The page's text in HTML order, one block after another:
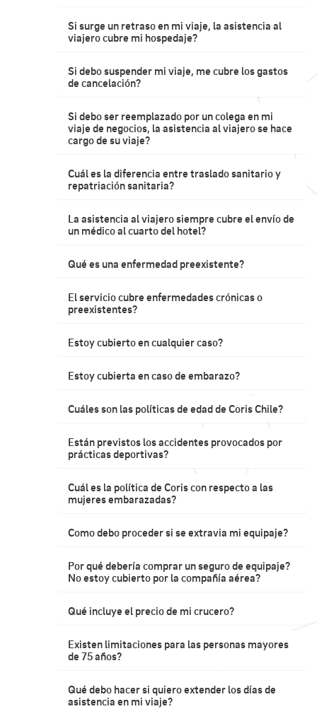
Si surge un retraso en mi viaje, la asistencia al
viajero cubre mi hospedaje?
Si debo suspender mi viaje, me cubre los gastos
de cancelación?
Si debo ser reemplazado por un colega en mi
viaje de negocios, la asistencia al viajero se hace
cargo de su viaje?
Cuál es la diferencia entre traslado sanitario y
repatriación sanitaria?
La asistencia al viajero siempre cubre el envío de
un médico al cuarto del hotel?
Qué es una enfermedad preexistente?
El servicio cubre enfermedades crónicas o
preexistentes?
Estoy cubierto en cualquier caso?
Estoy cubierta en caso de embarazo?
Cuáles son las políticas de edad de Coris Chile?
Están previstos los accidentes provocados por
prácticas deportivas?
Cuál es la política de Coris con respecto a las
mujeres embarazadas?
Como debo proceder si se extravia mi equipaje?
Por qué debería comprar un seguro de equipaje?
No estoy cubierto por la compañía aérea?
Qué incluye el precio de mi crucero?
Existen limitaciones para las personas mayores
de 75 años?
Qué debo hacer si quiero extender los días de
asistencia en mi viaje?